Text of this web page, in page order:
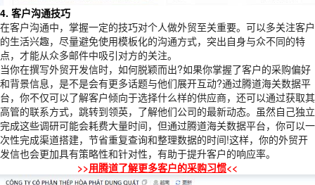
4. 客户沟通技巧
在客户沟通中，掌握一定的技巧对个人做外贸至关重要。可以多关注客户
的生活兴趣，尽量避免使用模板化的沟通方式，突出自身与众不同的特
点，才能从众多邮件中吸引对方的关注。
当你在撰写外贸开发信时，如何脱颖而出?如果你掌握了客户的采购偏好
和背景信息，是不是会有更多话题与他们展开互动?通过腾道海关数据平
台，你不仅可以了解客户倾向于选择什么样的供应商，还可以通过获取其
高管的联系方式，跳转到领英，了解他们公司的最新动态。虽然自己独立
完成这些调研可能会耗费大量时间，但通过腾道海关数据平台，你可以一
次性完成渠道搭建，节省重复查询和整理数据的时间!这样，你的外贸开
发信也会更加具有策略性和针对性，有助于提升客户的响应率。
>>用腾道了解更多客户的采购习惯<<